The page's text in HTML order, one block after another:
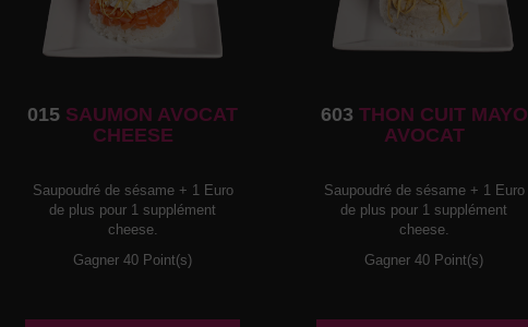
015 SAUMON AVOCAT
CHEESE
Saupoudré de sésame + 1 Euro
de plus pour 1 supplément
cheese.
Gagner 40 Point(s)
603 THON CUIT MAYO
AVOCAT
Saupoudré de sésame + 1 Euro
de plus pour 1 supplément
cheese.
Gagner 40 Point(s)